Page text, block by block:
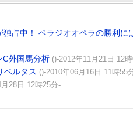
占中！ ベラジオオペラの勝利に
C外国馬分析 ()-2012年11月21日 12
ベルタス ()-2010年06月16日 11時55
28日 12時25分-